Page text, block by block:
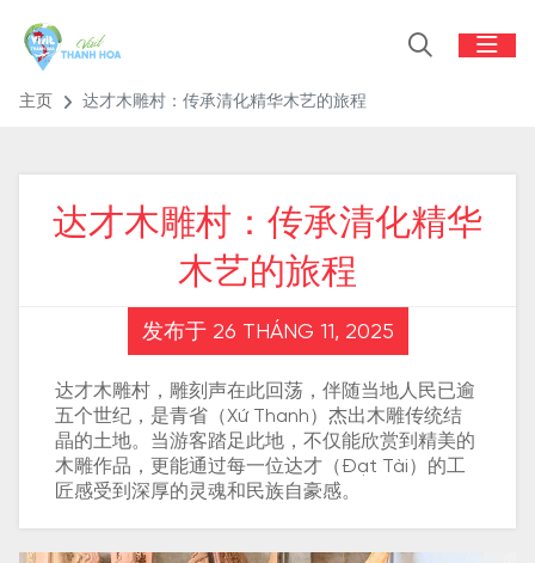
主页 达才木雕村：传承清化精华木艺的旅程
达才木雕村：传承清化精华
木艺的旅程
发布于 26 THÁNG 11, 2025
达才木雕村，雕刻声在此回荡，伴随当地人民已逾
五个世纪，是青省（Xứ Thanh）杰出木雕传统结
晶的土地。当游客踏足此地，不仅能欣赏到精美的
木雕作品，更能通过每一位达才（Đạt Tài）的工
匠感受到深厚的灵魂和民族自豪感。